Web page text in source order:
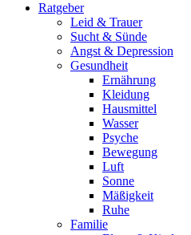
Ratgeber
Leid & Trauer
Sucht & Sünde
Angst & Depression
Gesundheit
Ernährung
Kleidung
Hausmittel
Wasser
Psyche
Bewegung
Luft
Sonne
Mäßigkeit
Ruhe
Familie